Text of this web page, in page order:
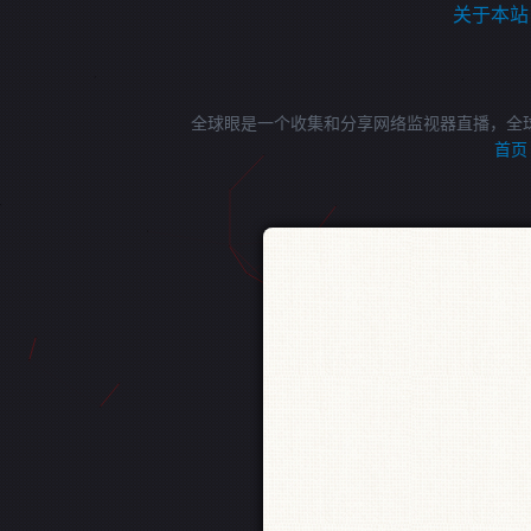
关于本站
全球眼是一个收集和分享网络监视器直播，
首页